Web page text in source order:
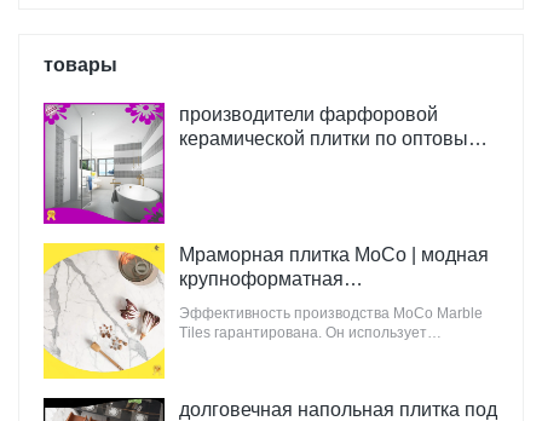
товары
производители фарфоровой
керамической плитки по оптовым
Мраморная плитка MoCo | модная
крупноформатная
керамогранитная плитка из Китая
Эффективность производства MoCo Marble
Tiles гарантирована. Он использует
долговечная напольная плитка под